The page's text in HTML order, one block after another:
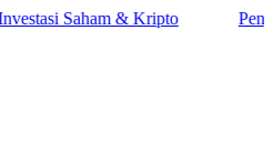
Saham & Kripto